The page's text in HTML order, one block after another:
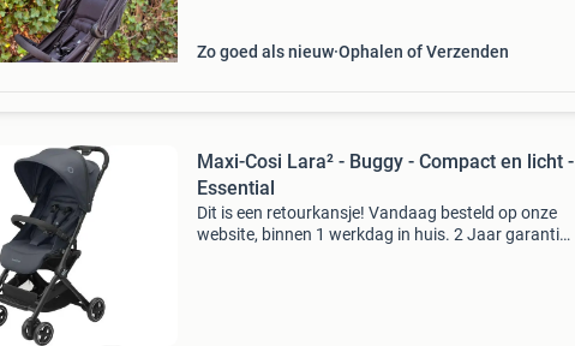
Zo goed als nieuw Ophalen of Verzenden
Maxi-Cosi Lara² - Buggy - Compact en licht -
Essential
Dit is een retourkansje! Vandaag besteld op onze
website, binnen 1 werkdag in huis. 2 Jaar garantie.